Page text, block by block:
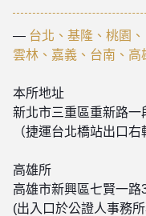
— 台北、基隆、桃園
雲林、嘉義、台南、高
本所地址
新北市三重區重新路一
（捷運台北橋站出口右
高雄所
高雄市新興區七賢一路
(出入口於公證人事務